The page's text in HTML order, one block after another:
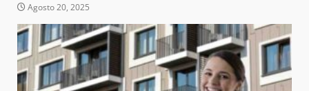
Agosto 20, 2025